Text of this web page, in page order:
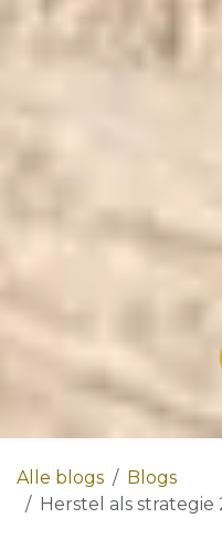
Alle blogs
Blogs
Herstel als strategie